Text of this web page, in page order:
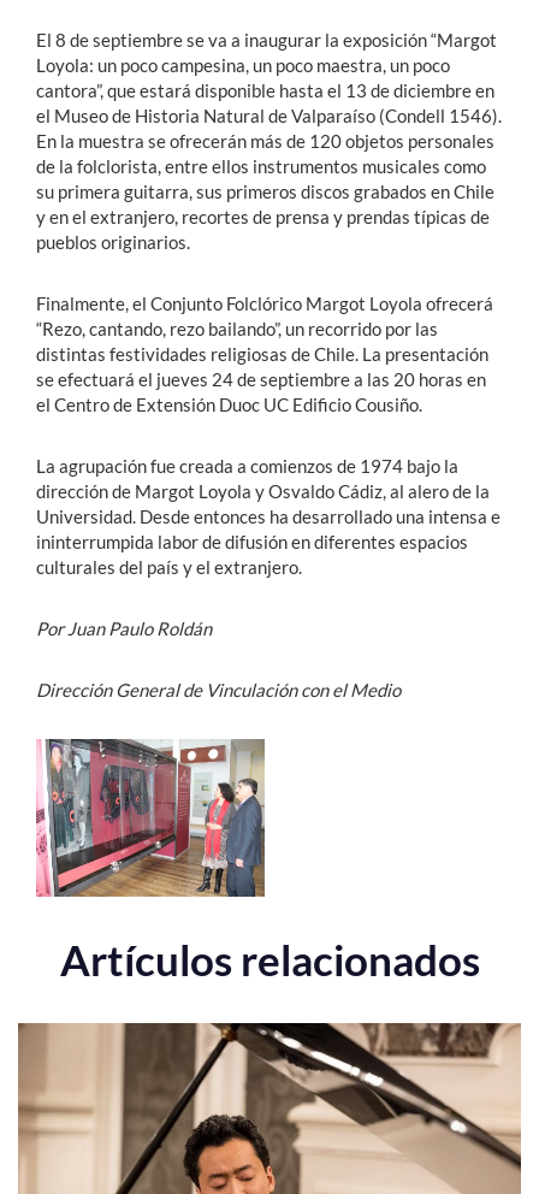
El 8 de septiembre se va a inaugurar la exposición “Margot
Loyola: un poco campesina, un poco maestra, un poco
cantora”, que estará disponible hasta el 13 de diciembre en
el Museo de Historia Natural de Valparaíso (Condell 1546).
En la muestra se ofrecerán más de 120 objetos personales
de la folclorista, entre ellos instrumentos musicales como
su primera guitarra, sus primeros discos grabados en Chile
y en el extranjero, recortes de prensa y prendas típicas de
pueblos originarios.
Finalmente, el Conjunto Folclórico Margot Loyola ofrecerá
“Rezo, cantando, rezo bailando”, un recorrido por las
distintas festividades religiosas de Chile. La presentación
se efectuará el jueves 24 de septiembre a las 20 horas en
el Centro de Extensión Duoc UC Edificio Cousiño.
La agrupación fue creada a comienzos de 1974 bajo la
dirección de Margot Loyola y Osvaldo Cádiz, al alero de la
Universidad. Desde entonces ha desarrollado una intensa e
ininterrumpida labor de difusión en diferentes espacios
culturales del país y el extranjero.
Por Juan Paulo Roldán
Dirección General de Vinculación con el Medio
Artículos relacionados